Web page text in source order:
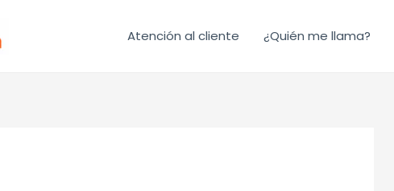
Atención al cliente ¿Quién me llama?